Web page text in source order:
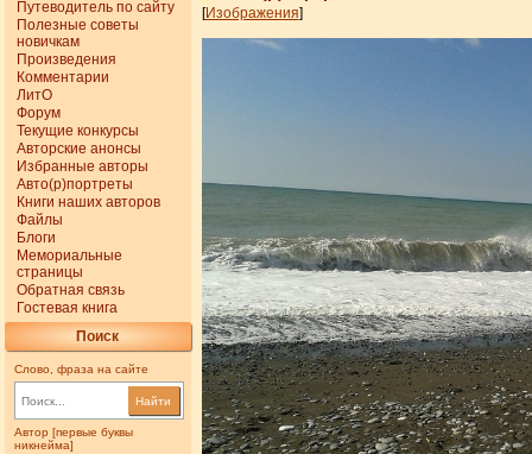
Путеводитель по сайту
Полезные советы
новичкам
Произведения
Комментарии
ЛитО
Форум
Текущие конкурсы
Авторские анонсы
Избранные авторы
Авто(р)портреты
Книги наших авторов
Файлы
Блоги
Мемориальные
страницы
Обратная связь
Гостевая книга
Поиск
Слово, фраза на сайте
Найти
Автор [первые буквы
никнейма]
[Изображения]